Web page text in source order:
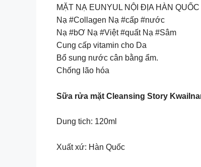
MẶT NẠ EUNYUL NỘI ĐỊA HÀN QUỐC
Nạ #Collagen Nạ #cấp #nước
Nạ #bƠ Nạ #Việt #quất Nạ #Sâm
Cung cấp vitamin cho Da
Bổ sung nước cân bằng ẩm.
Chống lão hóa
Sữa rửa mặt Cleansing Story
Dung tich: 120ml
Xuất xứ: Hàn Quốc